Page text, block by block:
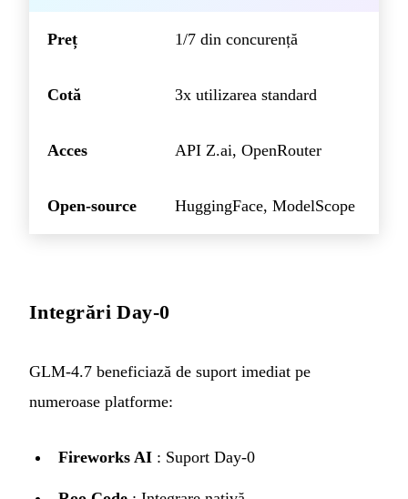
Preț 1/7 din concurență
Cotă 3x utilizarea standard
Acces API Z.ai, OpenRouter
Open-source HuggingFace, ModelScope
Integrări Day-0
GLM-4.7 beneficiază de suport imediat pe
numeroase platforme:
Fireworks AI : Suport Day-0